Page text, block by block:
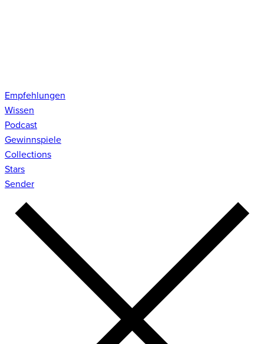
Empfehlungen
Wissen
Podcast
Gewinnspiele
Collections
Stars
Sender